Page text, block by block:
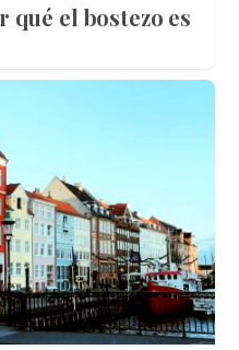
qué el bostezo es